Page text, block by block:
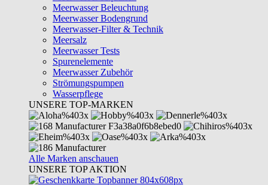
Meerwasser Beleuchtung
Meerwasser Bodengrund
Meerwasser-Filter & Technik
Meersalz
Meerwasser Tests
Spurenelemente
Meerwasser Zubehör
Strömungspumpen
Wasserpflege
UNSERE TOP-MARKEN
Alle Marken anschauen
UNSERE TOP AKTION